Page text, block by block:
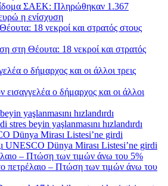
ΣΑΕΚ: Πληρώθηκαν 1.367
η ενίσχυση
στη Θέουτα: 18 νεκροί και στρατός
εισαγγελέα ο δήμαρχος και οι άλλοι
stres beyin yaşlanmasını hızlandırdı
UNESCO Dünya Mirası Listesi’ne girdi
πετρέλαιο – Πτώση των τιμών άνω του